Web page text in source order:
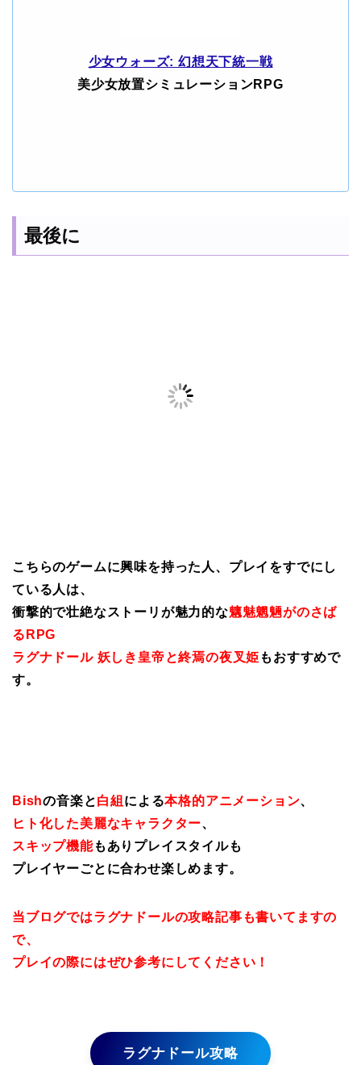
少女ウォーズ: 幻想天下統一戦
美少女放置シミュレーションRPG
最後に
こちらのゲームに興味を持った人、プレイをすでにし
ている人は、
衝撃的で壮絶なストーリが魅力的な魑魅魍魎がのさば
るRPG
ラグナドール 妖しき皇帝と終焉の夜叉姫 もおすすめで
す。
Bishの音楽と白組 による本格的アニメーション、
ヒト化した美麗なキャラクター、
スキップ機能もありプレイスタイルも
プレイヤーごとに合わせ楽しめます。
当ブログではラグナドールの攻略記事も書いてますの
で、
プレイの際にはぜひ参考にしてください！
ラグナドール攻略